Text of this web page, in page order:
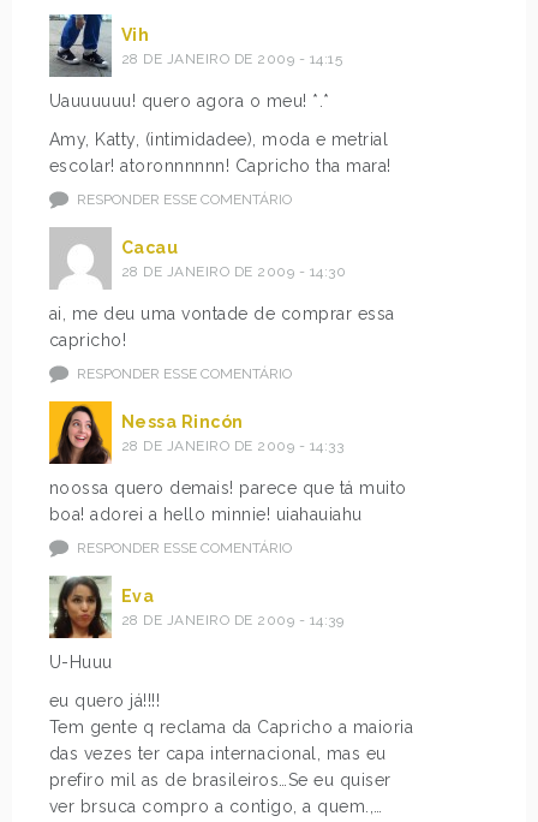
Vih
28 DE JANEIRO DE 2009 - 14:15
Uauuuuuu! quero agora o meu! *.*
Amy, Katty, (intimidadee), moda e metrial
escolar! atoronnnnnn! Capricho tha mara!
RESPONDER ESSE COMENTÁRIO
Cacau
28 DE JANEIRO DE 2009 - 14:30
ai, me deu uma vontade de comprar essa
capricho!
RESPONDER ESSE COMENTÁRIO
Nessa Rincón
28 DE JANEIRO DE 2009 - 14:33
noossa quero demais! parece que tá muito
boa! adorei a hello minnie! uiahauiahu
RESPONDER ESSE COMENTÁRIO
Eva
28 DE JANEIRO DE 2009 - 14:39
U-Huuu
eu quero já!!!!
Tem gente q reclama da Capricho a maioria
das vezes ter capa internacional, mas eu
prefiro mil as de brasileiros…Se eu quiser
ver brsuca compro a contigo, a quem.,…